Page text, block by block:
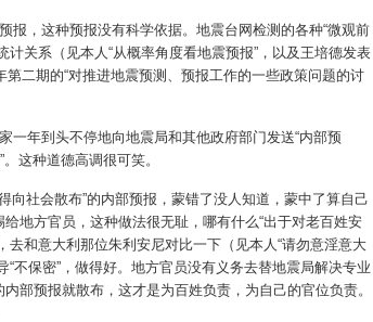
报，这种预报没有科学依据。地震台网检测的各种“微观前
计关系（见本人“从概率角度看地震预报”，以及王培德发表
第二期的“对推进地震预测、预报工作的一些政策问题的讨
一年到头不停地向地震局和其他政府部门发送“内部预
这种道德高调很可笑。
得向社会散布”的内部预报，蒙错了没人知道，蒙中了算自己
地方官员，这种做法很无耻，哪有什么“出于对老百姓安
去和意大利那位朱利安尼对比一下（见本人“请勿意淫意大
“不保密”，做得好。地方官员没有义务去替地震局解决专业
部预报就散布，这才是为百姓负责，为自己的官位负责。